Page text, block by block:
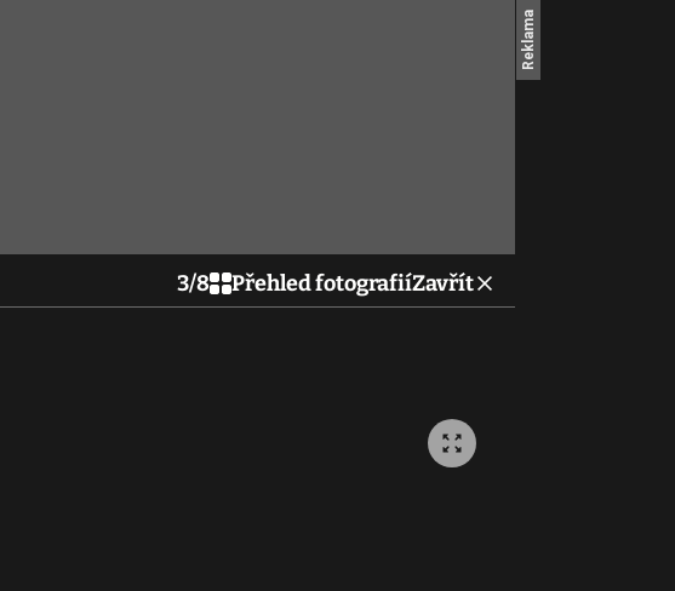
3/8 Přehled fotografiíZavřít